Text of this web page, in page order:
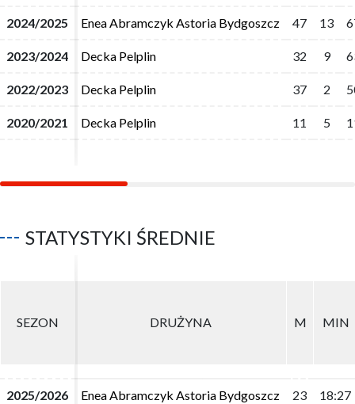
2024/2025 Enea Abramczyk Astoria Bydgoszcz 47 13
2023/2024 Decka Pelplin 32 9
2022/2023 Decka Pelplin 37 2
2020/2021 Decka Pelplin 11 5
2024/2025 Enea Abramczyk Astoria Bydgoszcz 47 13
2023/2024 Decka Pelplin 32 9
2022/2023 Decka Pelplin 37 2
2020/2021 Decka Pelplin 11 5
STATYSTYKI ŚREDNIE
SEZON DRUŻYNA M MIN
2025/2026 Enea Abramczyk Astoria Bydgoszcz 23 18:27
SEZON DRUŻYNA M MIN
2025/2026 Enea Abramczyk Astoria Bydgoszcz 23 18:27